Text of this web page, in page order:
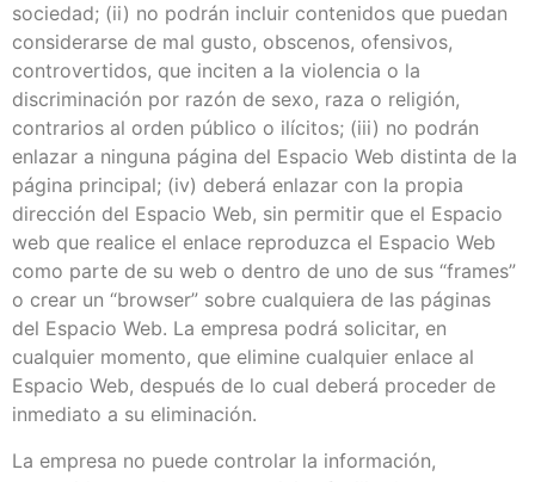
sociedad; (ii) no podrán incluir contenidos que puedan
considerarse de mal gusto, obscenos, ofensivos,
controvertidos, que inciten a la violencia o la
discriminación por razón de sexo, raza o religión,
contrarios al orden público o ilícitos; (iii) no podrán
enlazar a ninguna página del Espacio Web distinta de la
página principal; (iv) deberá enlazar con la propia
dirección del Espacio Web, sin permitir que el Espacio
web que realice el enlace reproduzca el Espacio Web
como parte de su web o dentro de uno de sus “frames”
o crear un “browser” sobre cualquiera de las páginas
del Espacio Web. La empresa podrá solicitar, en
cualquier momento, que elimine cualquier enlace al
Espacio Web, después de lo cual deberá proceder de
inmediato a su eliminación.
La empresa no puede controlar la información,